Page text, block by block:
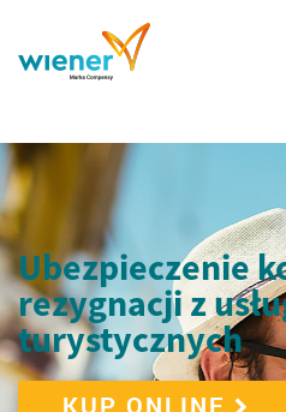
Ubezpieczenie
rezygnacji z
turystycznych